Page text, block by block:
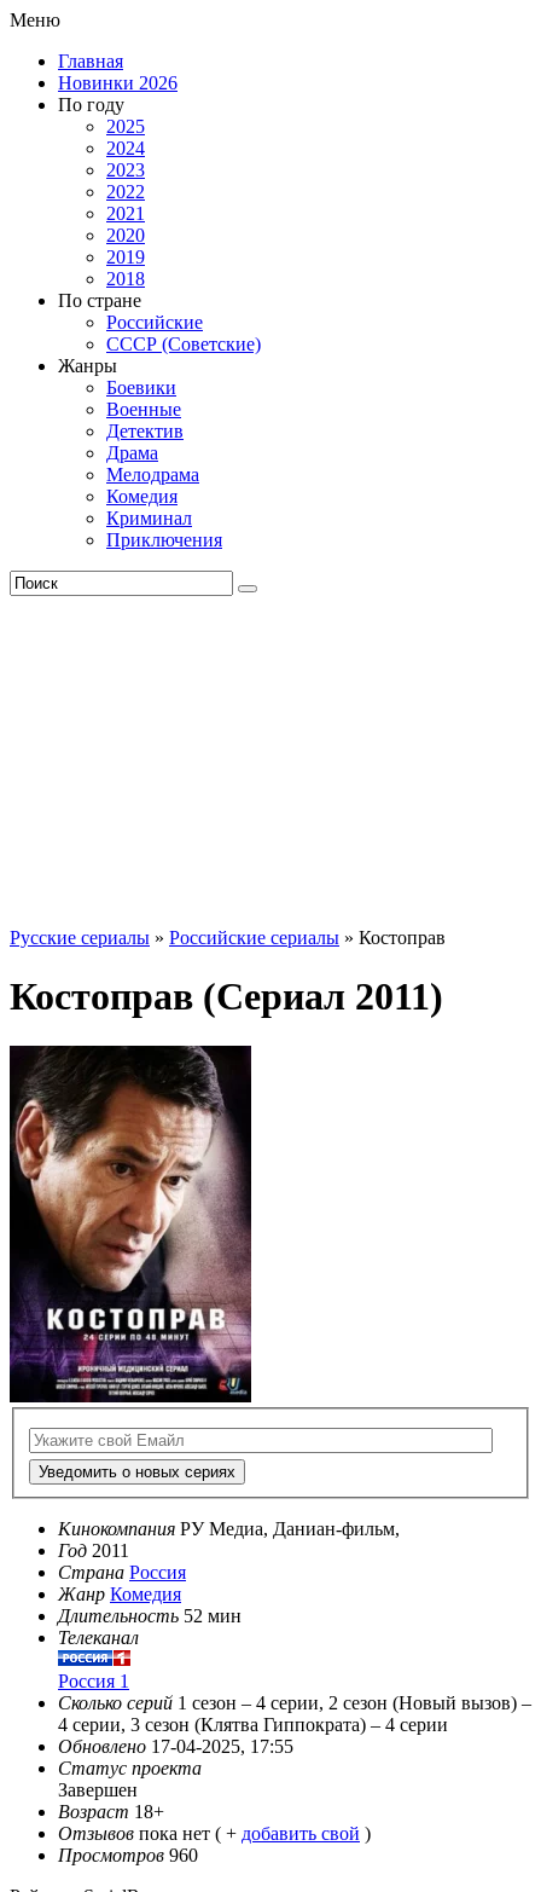
Меню
Главная
Новинки 2026
По году
2025
2024
2023
2022
2021
2020
2019
2018
По стране
Российские
СССР (Советские)
Жанры
Боевики
Военные
Детектив
Драма
Мелодрама
Комедия
Криминал
Приключения
Русские сериалы » Российские сериалы » Костоправ
Костоправ (Сериал 2011)
Уведомить о новых сериях
Кинокомпания РУ Медиа, Даниан-фильм,
Год 2011
Страна Россия
Жанр Комедия
Длительность 52 мин
Телеканал
Россия 1
Сколько серий 1 сезон – 4 серии, 2 сезон (Новый вызов) –
4 серии, 3 сезон (Клятва Гиппократа) – 4 серии
Обновлено 17-04-2025, 17:55
Статус проекта
Завершен
Возраст 18+
Отзывов пока нет ( + добавить свой )
Просмотров 960